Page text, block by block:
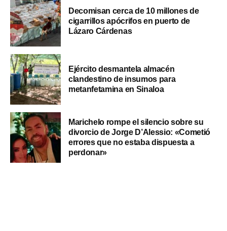
Decomisan cerca de 10 millones de
cigarrillos apócrifos en puerto de
Lázaro Cárdenas
Ejército desmantela almacén
clandestino de insumos para
metanfetamina en Sinaloa
Marichelo rompe el silencio sobre su
divorcio de Jorge D’Alessio: «Cometió
errores que no estaba dispuesta a
perdonar»